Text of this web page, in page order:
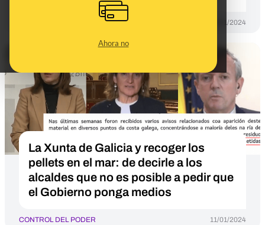
Ahora no
15/01/2024
La Xunta de Galicia y recoger los
pellets en el mar: de decirle a los
alcaldes que no es posible a pedir que
el Gobierno ponga medios
CONTROL DEL PODER 11/01/2024